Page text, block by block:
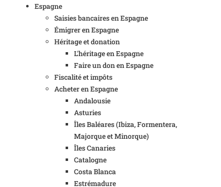
Espagne
Saisies bancaires en Espagne
Émigrer en Espagne
Héritage et donation
L'héritage en Espagne
Faire un don en Espagne
Fiscalité et impôts
Acheter en Espagne
Andalousie
Asturies
Îles Baléares (Ibiza, Formentera,
Majorque et Minorque)
Îles Canaries
Catalogne
Costa Blanca
Estrémadure